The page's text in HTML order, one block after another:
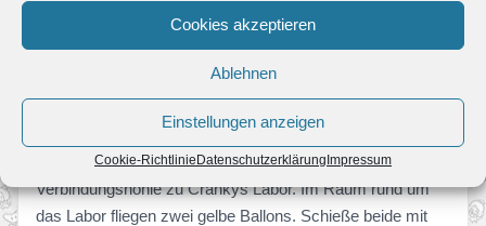
Cookies akzeptieren
Ablehnen
Einstellungen anzeigen
Cookie-RichtlinieDatenschutzerklärungImpressum
Verlasse den Kamel-Tempel und gehe in der
Verbindungshöhle zu Crankys Labor. Im Raum rund um
das Labor fliegen zwei gelbe Ballons. Schieße beide mit